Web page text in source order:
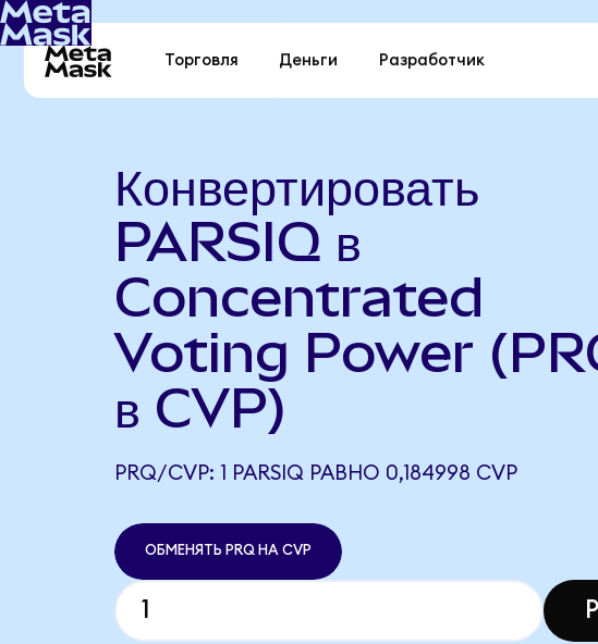
Торговля Деньги Разработчик
Конвертировать
PARSIQ в
Concentrated
Voting Power
в CVP)
PRQ/CVP: 1 PARSIQ РАВНО 0,184998 CVP
ОБМЕНЯТЬ PRQ НА CVP